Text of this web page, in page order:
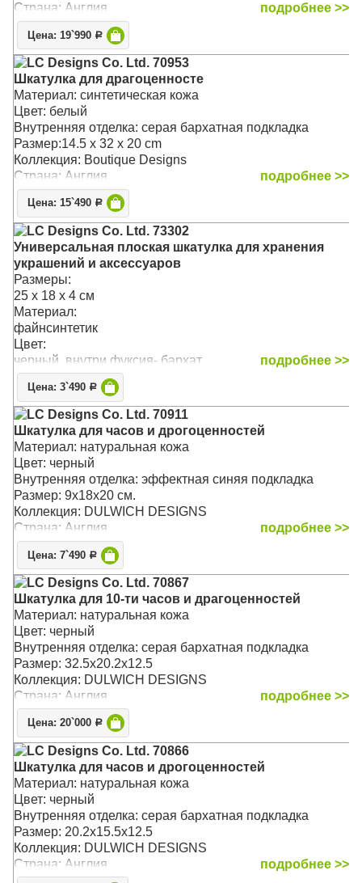
Страна: Англия
подробнее >>
Цена: 19`990 Р
LC Designs Co. Ltd. 70953
Шкатулка для драгоценносте
Материал: синтетическая кожа
Цвет: белый
Внутренняя отделка: серая бархатная подкладка
Размер:14.5 x 32 x 20 cm
Коллекция: Boutique Designs
Страна: Англия
подробнее >>
Цена: 15`490 Р
LC Designs Co. Ltd. 73302
Универсальная плоская шкатулка для хранения
украшений и аксессуаров
Размеры:
25 x 18 x 4 см
Материал:
файнсинтетик
Цвет:
черный, внутри фуксия- бархат
подробнее >>
Цена: 3`490 Р
LC Designs Co. Ltd. 70911
Шкатулка для часов и дрогоценностей
Материал: натуральная кожа
Цвет: черный
Внутренняя отделка: эффектная синяя подкладка
Размер: 9х18х20 см.
Коллекция: DULWICH DESIGNS
Страна: Англия
подробнее >>
Цена: 7`490 Р
LC Designs Co. Ltd. 70867
Шкатулка для 10-ти часов и драгоценностей
Материал: натуральная кожа
Цвет: черный
Внутренняя отделка: серая бархатная подкладка
Размер: 32.5х20.2х12.5
Коллекция: DULWICH DESIGNS
Страна: Англия
подробнее >>
Цена: 20`000 Р
LC Designs Co. Ltd. 70866
Шкатулка для часов и дрогоценностей
Материал: натуральная кожа
Цвет: черный
Внутренняя отделка: серая бархатная подкладка
Размер: 20.2х15.5х12.5
Коллекция: DULWICH DESIGNS
Страна: Англия
подробнее >>